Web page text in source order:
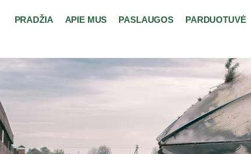
PRADŽIA APIE MUS PASLAUGOS PARDUOTUVĖ